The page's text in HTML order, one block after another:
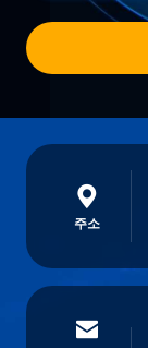
주소